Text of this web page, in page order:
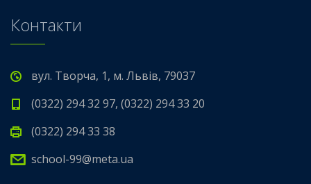
Контакти
вул. Творча, 1, м. Львів, 79037
(0322) 294 32 97, (0322) 294 33 20
(0322) 294 33 38
school-99@meta.ua